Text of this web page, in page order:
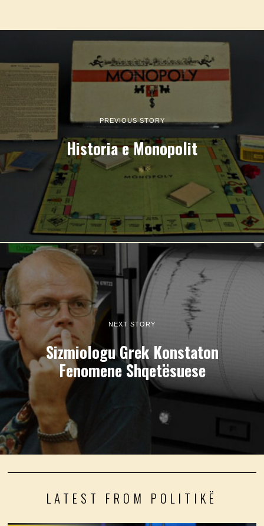
PREVIOUS STORY
Historia e Monopolit
NEXT STORY
Sizmiologu Grek Konstaton
Fenomene Shqetësuese
LATEST FROM POLITIKË